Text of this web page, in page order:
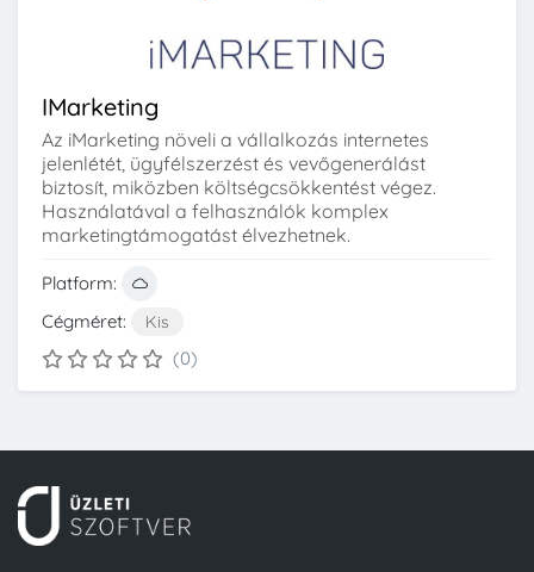
IMarketing
Az iMarketing növeli a vállalkozás internetes
jelenlétét, ügyfélszerzést és vevőgenerálást
biztosít, miközben költségcsökkentést végez.
Használatával a felhasználók komplex
marketingtámogatást élvezhetnek.
Platform:
Cégméret:
Kis
(0)